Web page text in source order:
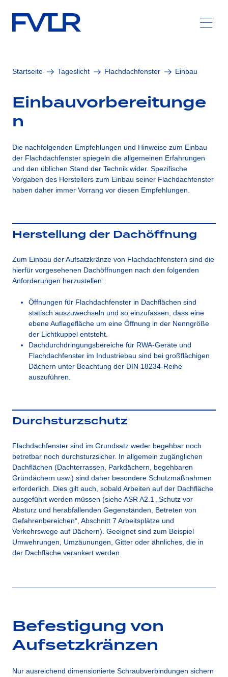
Zum Hauptinhalt springen
Startseite Tageslicht Flachdachfenster Einbau
Einbauvorbereitunge
n
Die nachfolgenden Empfehlungen und Hinweise zum Einbau
der Flachdachfenster spiegeln die allgemeinen Erfahrungen
und den üblichen Stand der Technik wider. Spezifische
Vorgaben des Herstellers zum Einbau seiner Flachdachfenster
haben daher immer Vorrang vor diesen Empfehlungen.
Herstellung der Dachöffnung
Zum Einbau der Aufsatzkränze von Flachdachfenstern sind die
hierfür vorgesehenen Dachöffnungen nach den folgenden
Anforderungen herzustellen:
Öffnungen für Flachdachfenster in Dachflächen sind
statisch auszuwechseln und so einzufassen, dass eine
ebene Auflagefläche um eine Öffnung in der Nenngröße
der Lichtkuppel entsteht.
Dachdurchdringungsbereiche für RWA-Geräte und
Flachdachfenster im Industriebau sind bei großflächigen
Dächern unter Beachtung der DIN 18234-Reihe
auszuführen.
Durchsturzschutz
Flachdachfenster sind im Grundsatz weder begehbar noch
betretbar noch durchsturzsicher. In allgemein zugänglichen
Dachflächen (Dachterrassen, Parkdächern, begehbaren
Gründächern usw.) sind daher besondere Schutzmaßnahmen
erforderlich. Dies gilt auch, sobald Arbeiten auf der Dachfläche
ausgeführt werden müssen (siehe ASR A2.1 „Schutz vor
Absturz und herabfallenden Gegenständen, Betreten von
Gefahrenbereichen“, Abschnitt 7 Arbeitsplätze und
Verkehrswege auf Dächern). Geeignet sind zum Beispiel
Umwehrungen, Umzäunungen, Gitter oder ähnliches, die in
der Dachfläche verankert werden.
Befestigung von
Aufsetzkränzen
Nur ausreichend dimensionierte Schraubverbindungen sichern